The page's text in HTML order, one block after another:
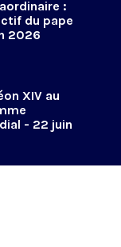
:
du pape
2026
XIV au
- 22 juin